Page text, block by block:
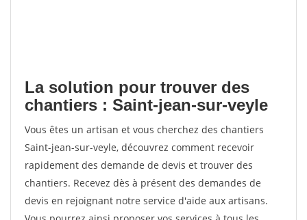
La solution pour trouver des
chantiers : Saint-jean-sur-veyle
Vous êtes un artisan et vous cherchez des chantiers
Saint-jean-sur-veyle, découvrez comment recevoir
rapidement des demande de devis et trouver des
chantiers. Recevez dès à présent des demandes de
devis en rejoignant notre service d'aide aux artisans.